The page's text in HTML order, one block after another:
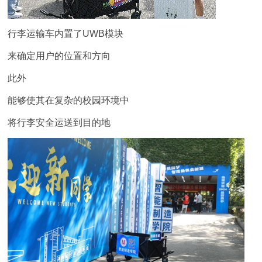
行李运输车内置了UWB模块
来确定用户的位置和方向
此外
能够使其在复杂的校园环境中
将行李安全运送到目的地